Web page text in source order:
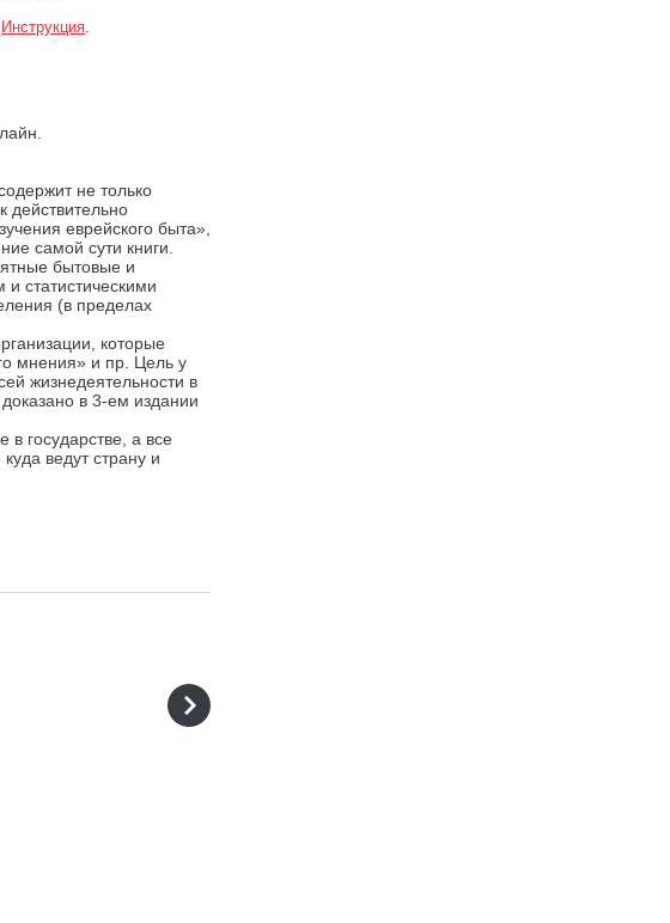
Инструкция.
не только
действительно
еврейского быта»,
самой сути книги.
бытовые и
статистическими
(в пределах
которые
мнения» и пр. Цель у
жизнедеятельности в
в 3-ем издании
в государстве, а все
ведут страну и